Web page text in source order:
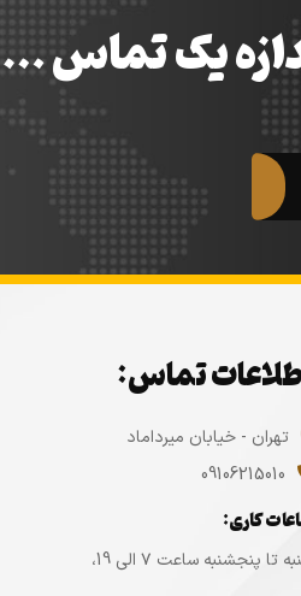
یک تماس …
تماس:
تهران - خیابان میرداماد
09106215010
کاری:
تا پنجشنبه ساعت ۷ الی 19،